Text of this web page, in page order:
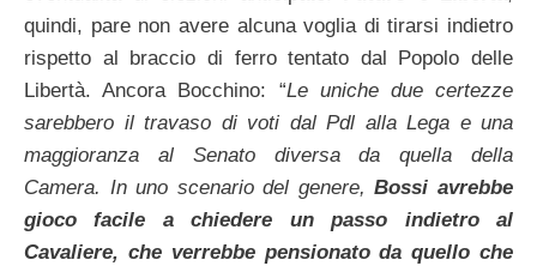
quindi, pare non avere alcuna voglia di tirarsi indietro
rispetto al braccio di ferro tentato dal Popolo delle
Libertà. Ancora Bocchino: “Le uniche due certezze
sarebbero il travaso di voti dal Pdl alla Lega e una
maggioranza al Senato diversa da quella della
Camera. In uno scenario del genere,Bossi avrebbe
gioco facile a chiedere un passo indietro al
Cavaliere, che verrebbe pensionato da quello che